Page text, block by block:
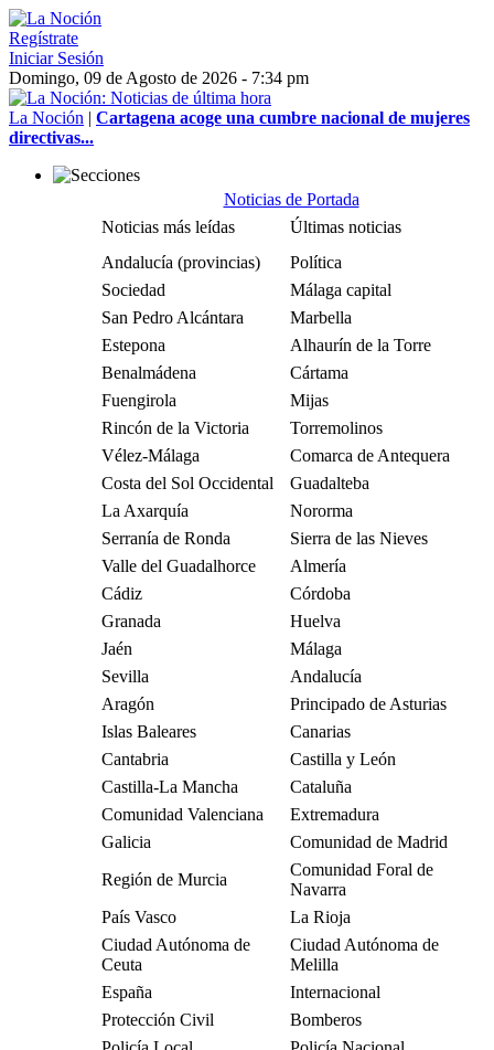
Regístrate
Iniciar Sesión
Domingo, 09 de Agosto de 2026 - 7:34 pm
La Noción | Cartagena acoge una cumbre nacional de mujeres
directivas...
Noticias de Portada
Noticias más leídas
Últimas noticias
Andalucía (provincias)
Política
Sociedad
Málaga capital
San Pedro Alcántara
Marbella
Estepona
Alhaurín de la Torre
Benalmádena
Cártama
Fuengirola
Mijas
Rincón de la Victoria
Torremolinos
Vélez-Málaga
Comarca de Antequera
Costa del Sol Occidental
Guadalteba
La Axarquía
Nororma
Serranía de Ronda
Sierra de las Nieves
Valle del Guadalhorce
Almería
Cádiz
Córdoba
Granada
Huelva
Jaén
Málaga
Sevilla
Andalucía
Aragón
Principado de Asturias
Islas Baleares
Canarias
Cantabria
Castilla y León
Castilla-La Mancha
Cataluña
Comunidad Valenciana
Extremadura
Galicia
Comunidad de Madrid
Región de Murcia
Comunidad Foral de
Navarra
País Vasco
La Rioja
Ciudad Autónoma de
Ceuta
Ciudad Autónoma de
Melilla
España
Internacional
Protección Civil
Bomberos